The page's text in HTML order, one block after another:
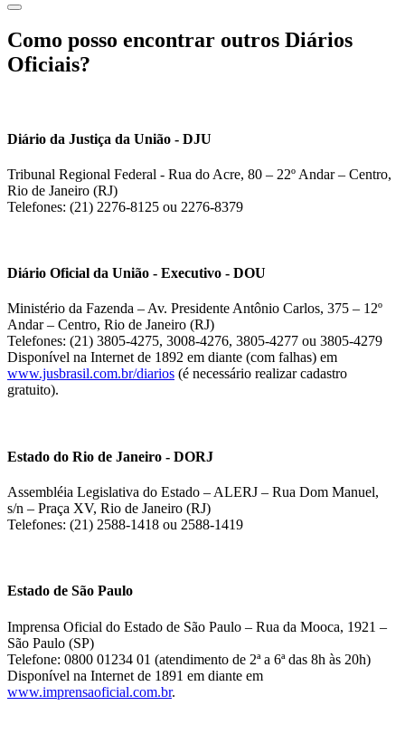
Como posso encontrar outros Diários
Oficiais?
Diário da Justiça da União - DJU
Tribunal Regional Federal - Rua do Acre, 80 – 22º Andar – Centro,
Rio de Janeiro (RJ)
Telefones: (21) 2276-8125 ou 2276-8379
Diário Oficial da União - Executivo - DOU
Ministério da Fazenda – Av. Presidente Antônio Carlos, 375 – 12º
Andar – Centro, Rio de Janeiro (RJ)
Telefones: (21) 3805-4275, 3008-4276, 3805-4277 ou 3805-4279
Disponível na Internet de 1892 em diante (com falhas) em
www.jusbrasil.com.br/diarios (é necessário realizar cadastro
gratuito).
Estado do Rio de Janeiro - DORJ
Assembléia Legislativa do Estado – ALERJ – Rua Dom Manuel,
s/n – Praça XV, Rio de Janeiro (RJ)
Telefones: (21) 2588-1418 ou 2588-1419
Estado de São Paulo
Imprensa Oficial do Estado de São Paulo – Rua da Mooca, 1921 –
São Paulo (SP)
Telefone: 0800 01234 01 (atendimento de 2ª a 6ª das 8h às 20h)
Disponível na Internet de 1891 em diante em
www.imprensaoficial.com.br.